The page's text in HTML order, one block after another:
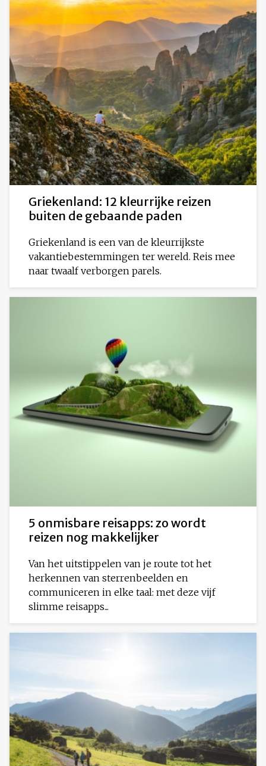
Griekenland: 12 kleurrijke reizen
buiten de gebaande paden
Griekenland is een van de kleurrijkste
vakantiebestemmingen ter wereld. Reis mee
naar twaalf verborgen parels.
5 onmisbare reisapps: zo wordt
reizen nog makkelijker
Van het uitstippelen van je route tot het
herkennen van sterrenbeelden en
communiceren in elke taal: met deze vijf
slimme reisapps...